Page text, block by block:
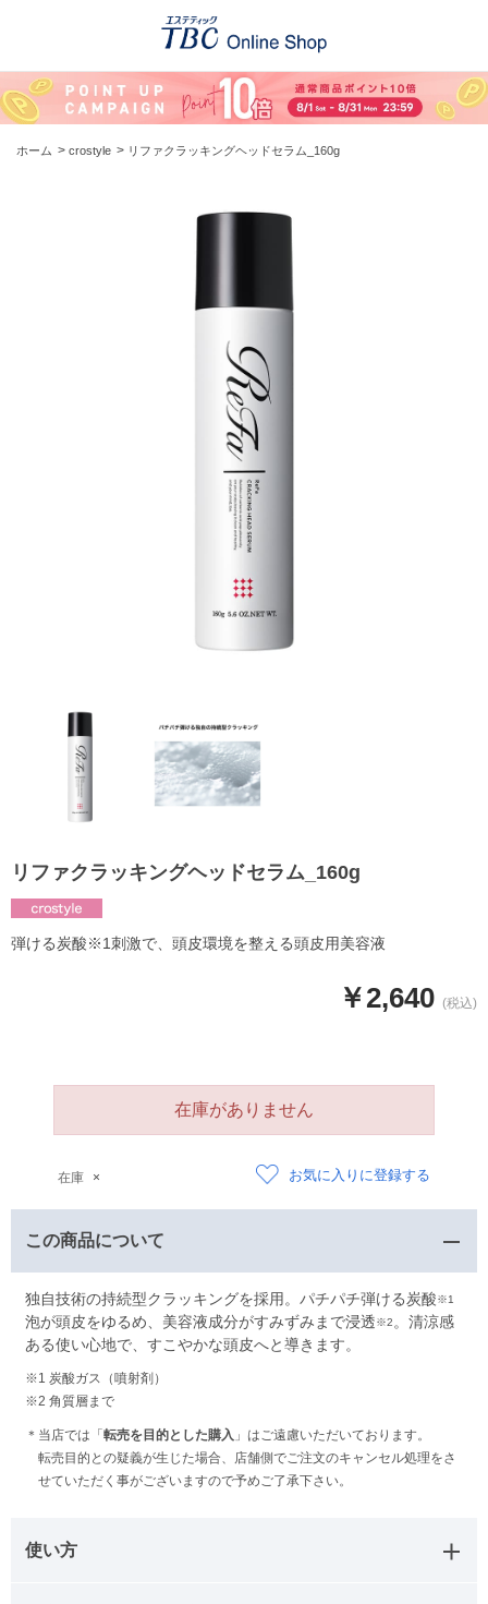
ホーム > crostyle > リファクラッキングヘッドセラム_160g
リファクラッキングヘッドセラム_160g
弾ける炭酸※1刺激で、頭皮環境を整える頭皮用美容液
￥2,640
在庫 × お気に入りに登録する
在庫がありません
この商品について
独自技術の持続型クラッキングを採用。パチパチ弾ける炭酸※1
泡が頭皮をゆるめ、美容液成分がすみずみまで浸透※2 。清涼感
ある使い心地で、すこやかな頭皮へと導きます。
※1 炭酸ガス（噴射剤）
※2 角質層まで
＊当店では「転売を目的とした購入 」はご遠慮いただいております。
転売目的との疑義が生じた場合、店舗側でご注文のキャンセル処理をさ
せていただく事がございますので予めご了承下さい。
使い方